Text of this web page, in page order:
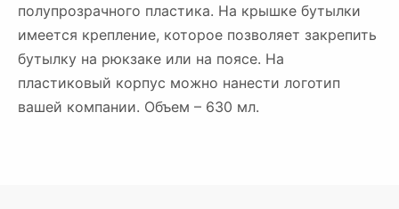
полупрозрачного пластика. На крышке бутылки
имеется крепление, которое позволяет закрепить
бутылку на рюкзаке или на поясе. На
пластиковый корпус можно нанести логотип
вашей компании. Объем – 630 мл.